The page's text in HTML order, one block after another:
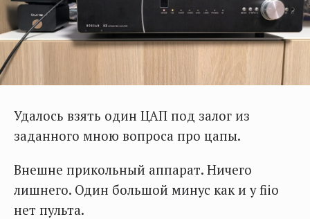
Удалось взять один ЦАП под залог из
заданного мною вопроса про цапы.
Внешне прикольный аппарат. Ничего
лишнего. Один большой минус как и у fiio
нет пульта.